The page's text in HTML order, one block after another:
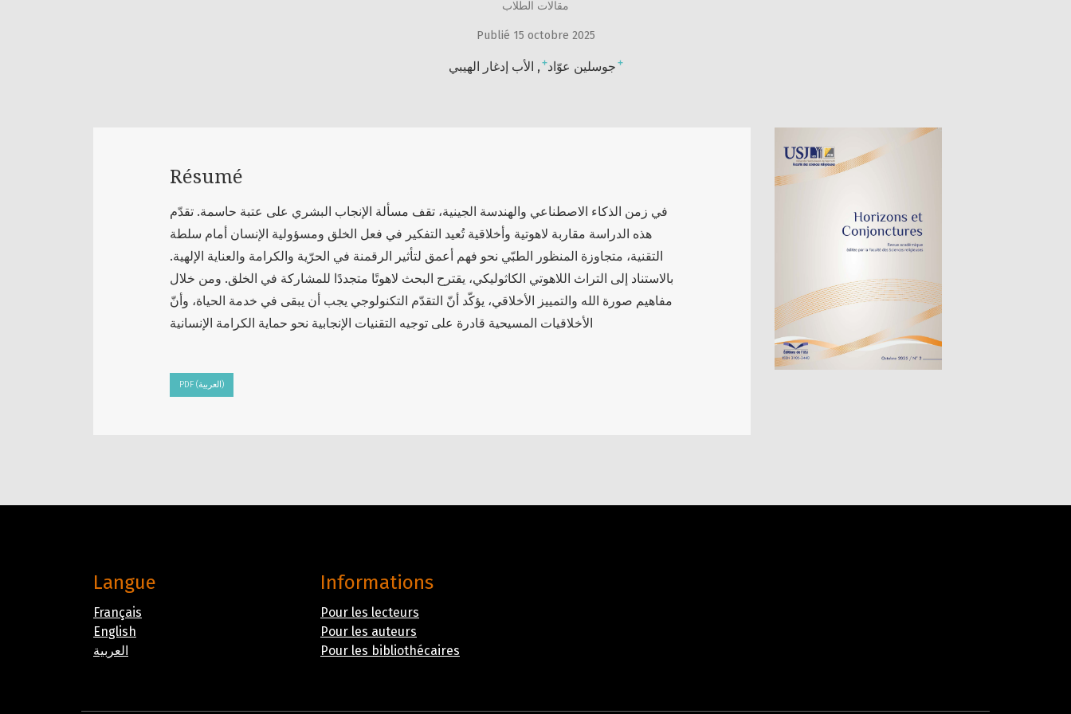
مقالات الطلاب
Publié 15 octobre 2025
جوسلين عوّاد+ الأب إدغار الهيبي +
Résumé
في زمن الذكاء الاصطناعي والهندسة الجينية، تقف مسألة الإنجاب البشري على عتبة حاسمة. تقدّم
هذه الدراسة مقاربة لاهوتية وأخلاقية تُعيد التفكير في فعل الخلق ومسؤولية الإنسان أمام سلطة
التقنية، متجاوزة المنظور الطبّي نحو فهم أعمق لتأثير الرقمنة في الحرّية والكرامة والعناية الإلهية.
بالاستناد إلى التراث اللاهوتي الكاثوليكي، يقترح البحث لاهوتًا متجددًا للمشاركة في الخلق. ومن خلال
مفاهيم صورة الله والتمييز الأخلاقي، يؤكّد أنّ التقدّم التكنولوجي يجب أن يبقى في خدمة الحياة، وأنّ
الأخلاقيات المسيحية قادرة على توجيه التقنيات الإنجابية نحو حماية الكرامة الإنسانية
PDF (العربية)
Langue
Français
English
العربية
Informations
Pour les lecteurs
Pour les auteurs
Pour les bibliothécaires